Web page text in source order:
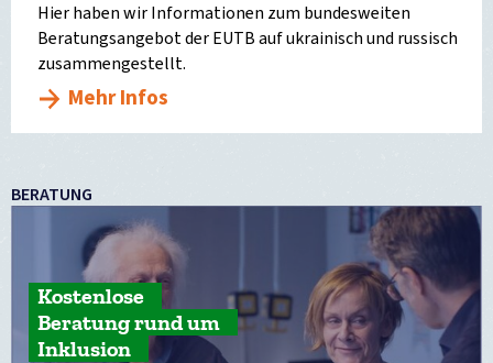
Hier haben wir Informationen zum bundesweiten
Beratungsangebot der EUTB auf ukrainisch und russisch
zusammengestellt.
Mehr Infos
BERATUNG
Kostenlose
Beratung rund um
Inklusion